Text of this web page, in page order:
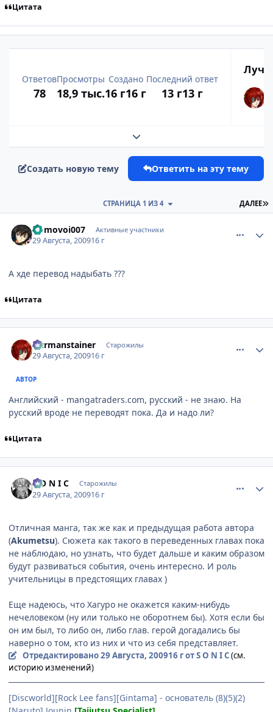
Цитата
Ответов
78
Просмотры
18,9 тыс.
Создано
16 г16 г
Последний ответ
13 г13 г
Развернуть обзор темы
Создать новую тему Ответить на эту тему
ДАЛЕЕ
СТРАНИЦА 1 ИЗ 4
Domovoi007 Активные участники
29 Августа, 200916 г
А хде перевод надыбать ???
Цитата
Durmanstainer Старожилы
29 Августа, 200916 г
АВТОР
Английский - mangatraders.com, русский - не знаю. На
русский вроде не переводят пока. Да и надо ли?
Цитата
S O N I C Старожилы
29 Августа, 200916 г
Отличная манга, так же как и предыдущая работа автора
(Akumetsu). Сюжета как такого в переведенных главах пока
не наблюдаю, но узнать, что будет дальше и каким образом
будут развиваться события, очень интересно. И роль
учительницы в предстоящих главах )
Еще надеюсь, что Хагуро не окажется каким-нибудь
нечеловеком (ну или только не оборотнем бы). Хотя если бы
он им был, то либо он, либо глав. герой догадались бы
наверно о том, кто из них и что из себя представляет.
Отредактировано29 Августа, 200916 гот S O N I C(см.
историю изменений)
[Discworld][Rock Lee fans][Gintama] - основатель (8)(5)(2)